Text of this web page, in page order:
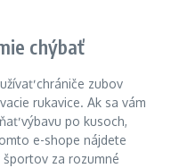
chýbať
chrániče zubov
rukavice. Ak sa vám
výbavu po kusoch,
e-shope nájdete
za rozumné